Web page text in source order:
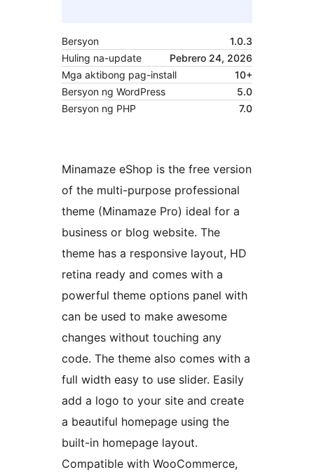
Bersyon
1.0.3
Huling na-update
Pebrero 24, 2026
Mga aktibong pag-install
10+
Bersyon ng WordPress
5.0
Bersyon ng PHP
7.0
Minamaze eShop is the free version
of the multi-purpose professional
theme (Minamaze Pro) ideal for a
business or blog website. The
theme has a responsive layout, HD
retina ready and comes with a
powerful theme options panel with
can be used to make awesome
changes without touching any
code. The theme also comes with a
full width easy to use slider. Easily
add a logo to your site and create
a beautiful homepage using the
built-in homepage layout.
Compatible with WooCommerce,